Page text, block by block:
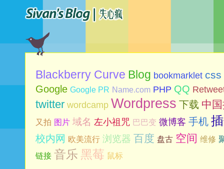
Blackberry Curve Blog bookmarklet css
Google Google PR Name.com PHP QQ
twitter wordcamp Wordpress 下载 中
又拍 图片 域名 左小祖咒 巴巴变 微博客 手机
校内网 欧美流行 浏览器 百度 盘古 空间 维修
链接 音乐 黑莓 鼠标